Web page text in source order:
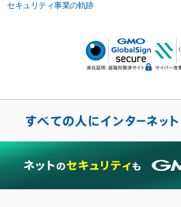
セキュリティ事業の軌跡